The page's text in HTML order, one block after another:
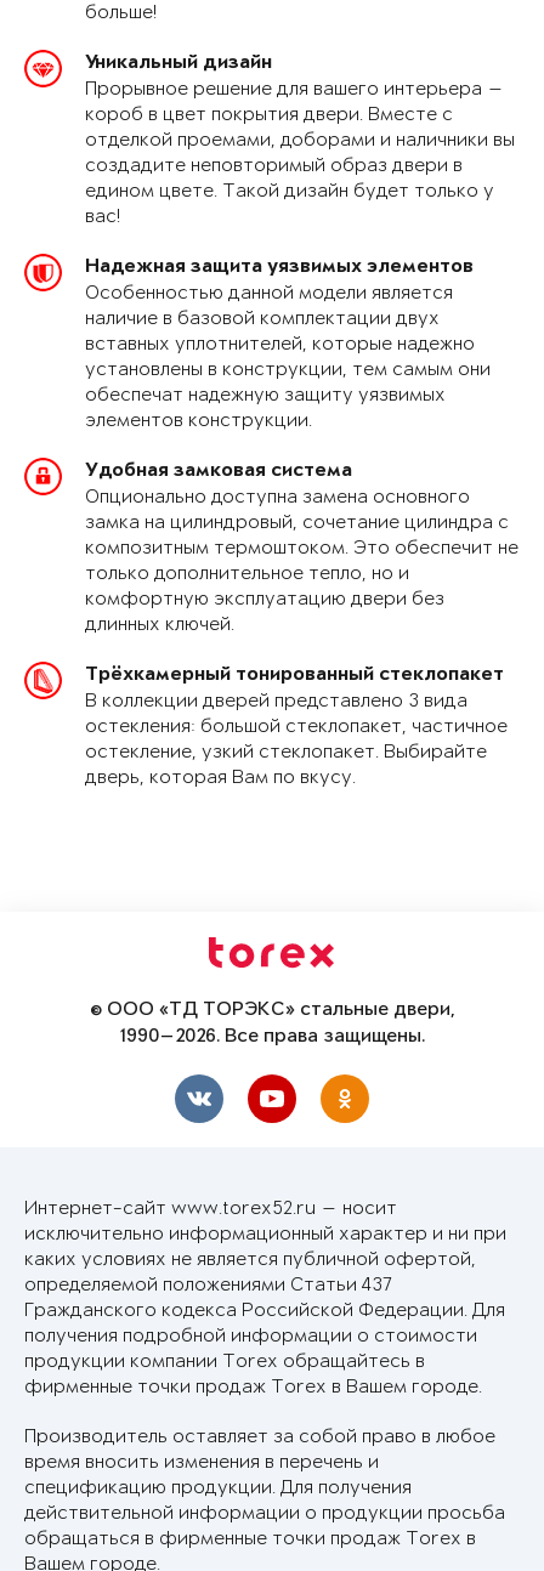
больше!
Уникальный дизайн
Прорывное решение для вашего интерьера —
короб в цвет покрытия двери. Вместе с
отделкой проемами, доборами и наличники вы
создадите неповторимый образ двери в
едином цвете. Такой дизайн будет только у
вас!
Надежная защита уязвимых элементов
Особенностью данной модели является
наличие в базовой комплектации двух
вставных уплотнителей, которые надежно
установлены в конструкции, тем самым они
обеспечат надежную защиту уязвимых
элементов конструкции.
Удобная замковая система
Опционально доступна замена основного
замка на цилиндровый, сочетание цилиндра с
композитным термоштоком. Это обеспечит не
только дополнительное тепло, но и
комфортную эксплуатацию двери без
длинных ключей.
Трёхкамерный тонированный стеклопакет
В коллекции дверей представлено 3 вида
остекления: большой стеклопакет, частичное
остекление, узкий стеклопакет. Выбирайте
дверь, которая Вам по вкусу.
© ООО «ТД ТОРЭКС» стальные двери,
1990—2026. Все права защищены.
Интернет-сайт www.torex52.ru — носит
исключительно информационный характер и ни при
каких условиях не является публичной офертой,
определяемой положениями Статьи 437
Гражданского кодекса Российской Федерации. Для
получения подробной информации о стоимости
продукции компании Torex обращайтесь в
фирменные точки продаж Torex в Вашем городе.
Производитель оставляет за собой право в любое
время вносить изменения в перечень и
спецификацию продукции. Для получения
действительной информации о продукции просьба
обращаться в фирменные точки продаж Torex в
Вашем городе.